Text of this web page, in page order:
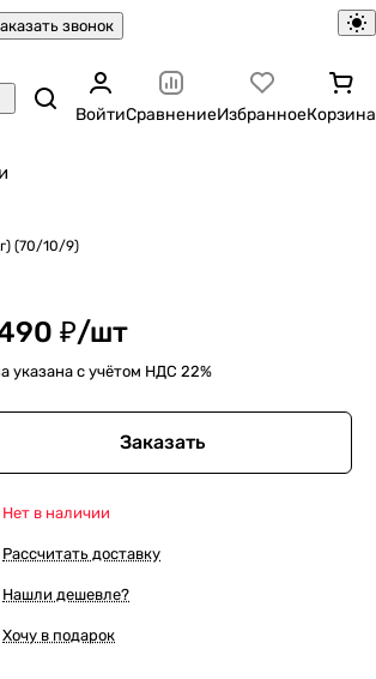
звонок
ВойтиСравнениеИзбранноеКорзина
(70/10/9)
₽/шт
указана с учётом НДС 22%
Заказать
Нет в наличии
Рассчитать доставку
Нашли дешевле?
Хочу в подарок